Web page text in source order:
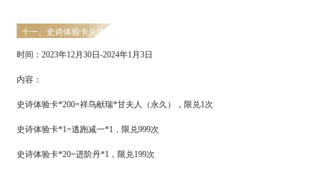
十一、史诗体验卡兑换
时间： 2023年12月 30日 -2024年1 月 3日
内容：
史诗体验卡*200=祥鸟献瑞*甘夫人（永久），限兑1次
史诗体验卡*1=逃跑减一*1，限兑999次
史诗体验卡*20=进阶丹*1，限兑199次